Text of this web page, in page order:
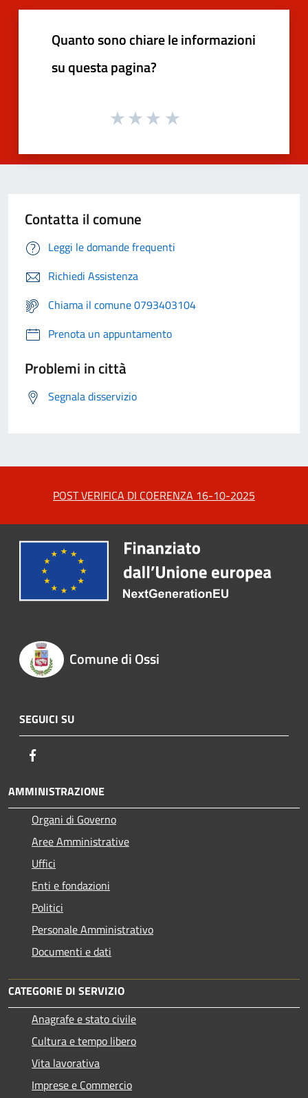
Quanto sono chiare le informazioni
su questa pagina?
Contatta il comune
Leggi le domande frequenti
Richiedi Assistenza
Chiama il comune 0793403104
Prenota un appuntamento
Problemi in città
Segnala disservizio
POST VERIFICA DI COERENZA 16-10-2025
Comune di Ossi
SEGUICI SU
AMMINISTRAZIONE
Organi di Governo
Aree Amministrative
Uffici
Enti e fondazioni
Politici
Personale Amministrativo
Documenti e dati
CATEGORIE DI SERVIZIO
Anagrafe e stato civile
Cultura e tempo libero
Vita lavorativa
Imprese e Commercio